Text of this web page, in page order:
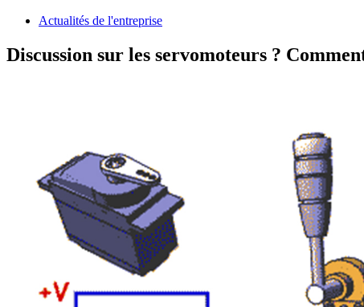
Actualités de l'entreprise
Discussion sur les servomoteurs ?